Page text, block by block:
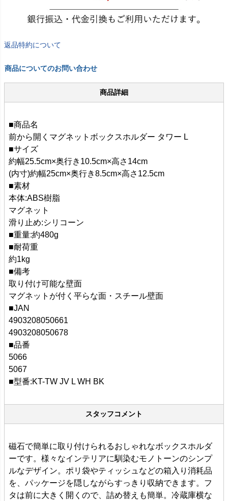
返品特約について
商品についてのお問い合わせ
商品詳細
■商品名
前から開くマグネットボックスホルダー タワー L
■サイズ
約幅25.5cm×奥行き10.5cm×高さ14cm
(内寸)約幅25cm×奥行き8.5cm×高さ12.5cm
■素材
本体:ABS樹脂
マグネット
滑り止め:シリコーン
■重量:約480g
■耐荷重
約1kg
■備考
取り付け可能な壁面
マグネットが付く平らな面・スチール壁面
■JAN
4903208050661
4903208050678
■品番
5066
5067
■型番:KT-TW JV L WH BK
スタッフコメント
磁石で簡単に取り付けられるおしゃれなボックスホルダ
ーです。様々なインテリアに馴染むモノトーンのシンプ
ルなデザイン。ポリ袋やティッシュなどの箱入り消耗品
を、パッケージを隠しながらすっきり収納できます。フ
タは前に大きく開くので、詰め替えも簡単。冷蔵庫横な